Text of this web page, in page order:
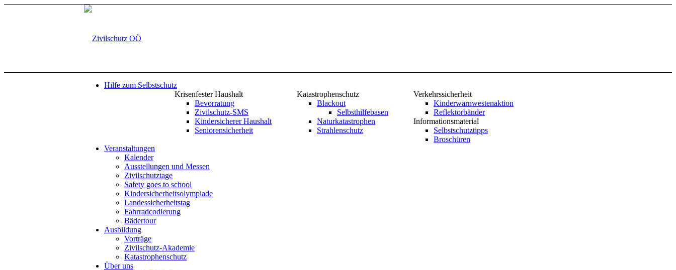
Hilfe zum Selbstschutz
Krisenfester Haushalt
Bevorratung
Zivilschutz-SMS
Kindersicherer Haushalt
Seniorensicherheit
Katastrophenschutz
Blackout
Selbsthilfebasen
Naturkatastrophen
Strahlenschutz
Verkehrssicherheit
Kinderwarnwestenaktion
Reflektorbänder
Informationsmaterial
Selbstschutztipps
Broschüren
Veranstaltungen
Kalender
Ausstellungen und Messen
Zivilschutztage
Safety goes to school
Kindersicherheitsolympiade
Landessicherheitstag
Fahrradcodierung
Bädertour
Ausbildung
Vorträge
Zivilschutz-Akademie
Katastrophenschutz
Über uns